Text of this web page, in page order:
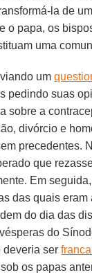
la de
o papa, os
uma
um
pedindo suas
sobre a
divórcio e
precedentes.
que
Em
das quais eram
do dia das
do
deveria ser
os papas